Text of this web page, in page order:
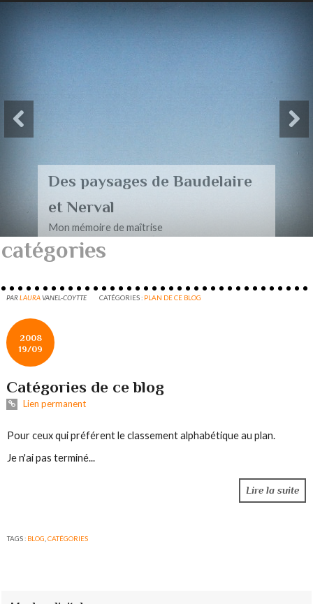
Des paysages de Baudelaire
et Nerval
Mon mémoire de maîtrise
catégories
PARLAURAVANEL-COYTTE CATÉGORIES : PLAN DE CE BLOG
2008
19/09
Catégories de ce blog
Lien permanent
Pour ceux qui préférent le classement alphabétique au plan.
Je n'ai pas terminé...
Lire la suite
TAGS : BLOG ,CATÉGORIES